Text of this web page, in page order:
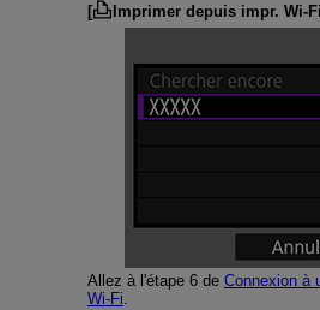
[ Imprimer depuis impr. Wi-Fi
Allez à l'étape 6 de Connexion à
Wi-Fi.